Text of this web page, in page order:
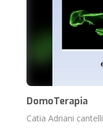
DomoTerapia
Catia Adriani cantelli